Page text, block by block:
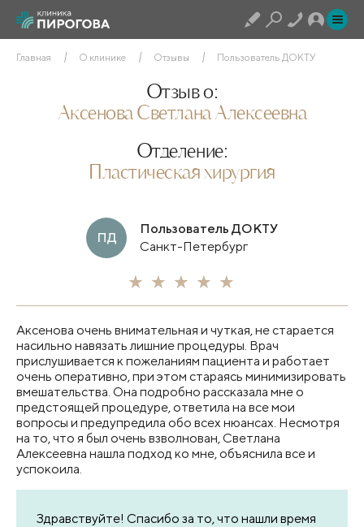
Главная О клинике Отзывы Пользователь ДОКТУ
Отзыв о:
Аксенова Светлана Алексеевна
Отделение:
Пластическая хирургия
ПД
Пользователь ДОКТУ
Санкт-Петербург
Аксенова очень внимательная и чуткая, не старается
насильно навязать лишние процедуры. Врач
прислушивается к пожеланиям пациента и работает
очень оперативно, при этом стараясь минимизировать
вмешательства. Она подробно рассказала мне о
предстоящей процедуре, ответила на все мои
вопросы и предупредила обо всех нюансах. Несмотря
на то, что я был очень взволнован, Светлана
Алексеевна нашла подход ко мне, объяснила все и
успокоила.
Здравствуйте! Спасибо за то, что нашли время